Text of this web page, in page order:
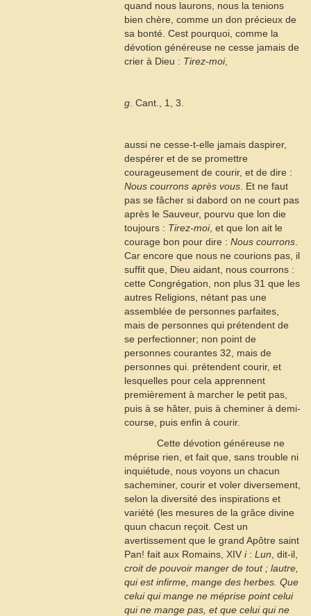
quand nous laurons, nous la tenions
bien chère, comme un don précieux de
sa bonté. Cest pourquoi, comme la
dévotion généreuse ne cesse jamais de
crier à Dieu : Tirez-moi,
g . Cant., 1, 3.
aussi ne cesse-t-elle jamais daspirer,
despérer et de se promettre
courageusement de courir, et de dire :
Nous courrons après vous . Et ne faut
pas se fâcher si dabord on ne court pas
après le Sauveur, pourvu que lon die
toujours : Tirez-moi, et que lon ait le
courage bon pour dire : Nous courrons
Car encore que nous ne courions pas, il
suffit que, Dieu aidant, nous courrons :
cette Congrégation, non plus 31 que les
autres Religions, nétant pas une
assemblée de personnes parfaites,
mais de personnes qui prétendent de
se perfectionner; non point de
personnes courantes 32 , mais de
personnes qui. prétendent courir, et
lesquelles pour cela apprennent
premièrement à marcher le petit pas,
puis à se hâter, puis à cheminer à demi-
course, puis enfin à courir.
Cette dévotion généreuse ne
méprise rien, et fait que, sans trouble ni
inquiétude, nous voyons un chacun
sacheminer, courir et voler diversement,
selon la diversité des inspirations et
variété (les mesures de la grâce divine
quun chacun reçoit. Cest un
avertissement que le grand Apôtre saint
Pan! fait aux Romains, XIV i: Lun , dit-il,
croit de pouvoir manger de tout ; lautre,
qui est infirme, mange des herbes. Que
celui qui mange ne méprise point celui
qui ne mange pas, et que celui qui ne